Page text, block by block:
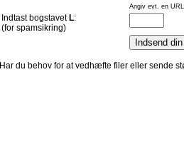
Angiv evt. en
Indtast bogstavet L:
(for spamsikring)
Har du behov for at vedhæfte filer eller sende